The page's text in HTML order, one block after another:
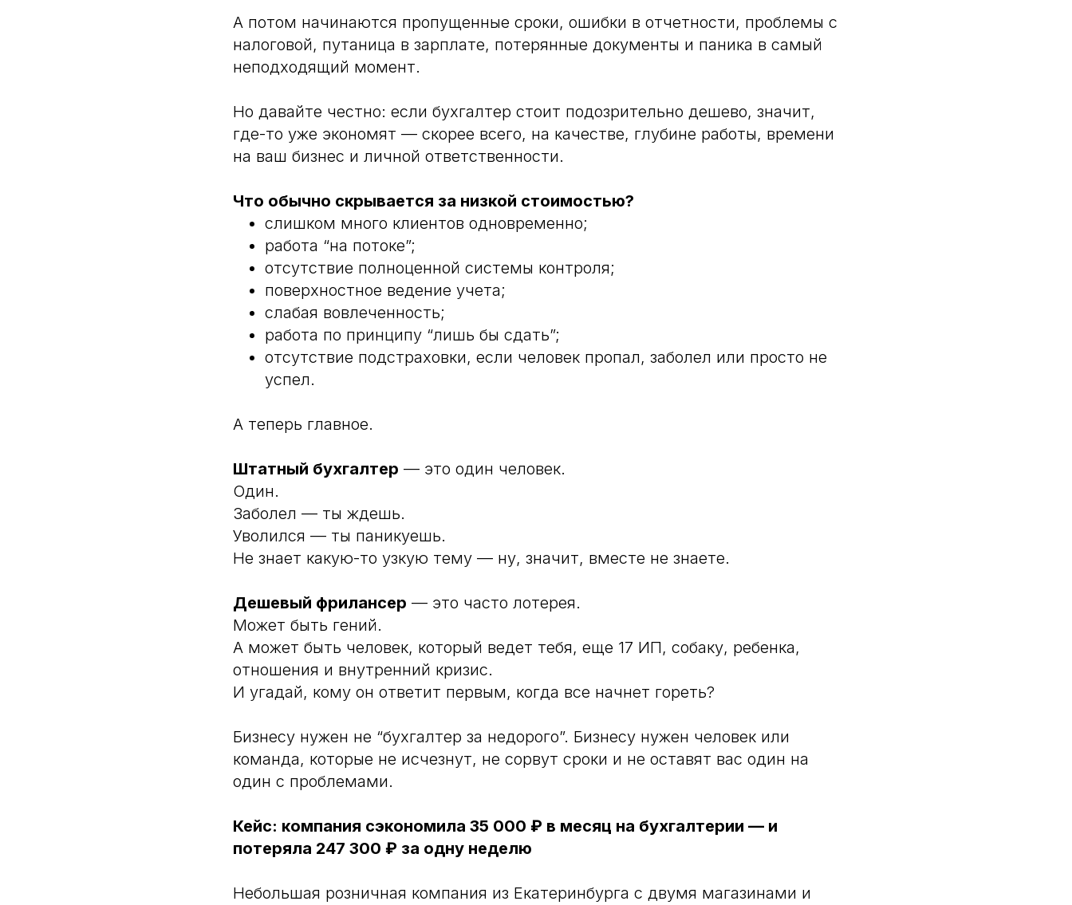
А потом начинаются пропущенные сроки, ошибки в отчетности, проблемы с
налоговой, путаница в зарплате, потерянные документы и паника в самый
неподходящий момент.
Но давайте честно: если бухгалтер стоит подозрительно дешево, значит,
где-то уже экономят — скорее всего, на качестве, глубине работы, времени
на ваш бизнес и личной ответственности.
Что обычно скрывается за низкой стоимостью?
слишком много клиентов одновременно;
работа “на потоке”;
отсутствие полноценной системы контроля;
поверхностное ведение учета;
слабая вовлеченность;
работа по принципу “лишь бы сдать”;
отсутствие подстраховки, если человек пропал, заболел или просто не
успел.
А теперь главное.
Штатный бухгалтер — это один человек.
Один.
Заболел — ты ждешь.
Уволился — ты паникуешь.
Не знает какую-то узкую тему — ну, значит, вместе не знаете.
Дешевый фрилансер — это часто лотерея.
Может быть гений.
А может быть человек, который ведет тебя, еще 17 ИП, собаку, ребенка,
отношения и внутренний кризис.
И угадай, кому он ответит первым, когда все начнет гореть?
Бизнесу нужен не “бухгалтер за недорого”. Бизнесу нужен человек или
команда, которые не исчезнут, не сорвут сроки и не оставят вас один на
один с проблемами.
Кейс: компания сэкономила 35 000 ₽ в месяц на бухгалтерии — и
потеряла 247 300 ₽ за одну неделю
Небольшая розничная компания из Екатеринбурга с двумя магазинами и